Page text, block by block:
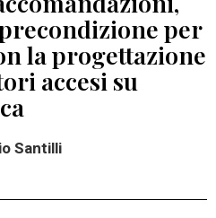
per
la progettazione
accesi su
Santilli